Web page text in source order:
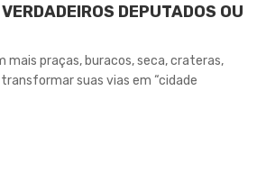
DEPUTADOS OU
mais praças, buracos, seca, crateras,
suas vias em “cidade